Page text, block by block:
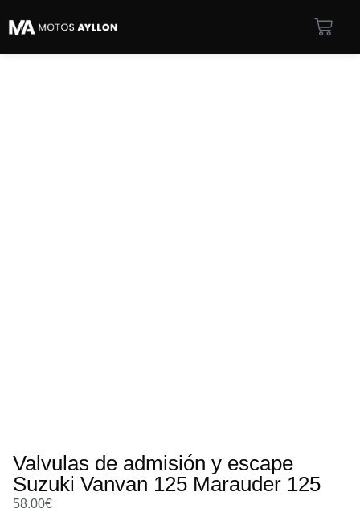
Valvulas de admisión y escape
Suzuki Vanvan 125 Marauder 125
58.00€